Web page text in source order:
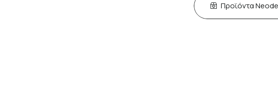
Προϊόντα